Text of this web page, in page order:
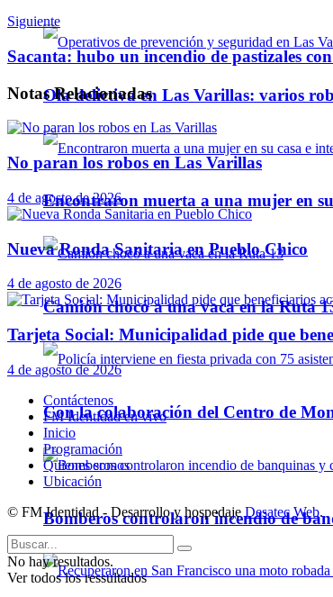
Ola delictiva en Las Varillas: varios
Encontraron muerta a una mujer en
Camión chocó a una vaca en la Ruta
Con la colaboración del Centro de
Bomberos controlaron incendio de
Siguiente
Sacanta: hubo un incendio de pastizales
NotasRelacionadas
No paran los robos en Las Varillas
4 de agosto de 2026
Nueva Ronda Sanitaria en Pueblo Chico
4 de agosto de 2026
Tarjeta Social: Municipalidad pide que
4 de agosto de 2026
Contáctenos
FM Identidad en vivo
Inicio
Programación
Quienes somos
Ubicación
© FM Identidad - Desarrollo y hospedaje Desatec Web.
No hay resultados.
Ver todos los ressultados